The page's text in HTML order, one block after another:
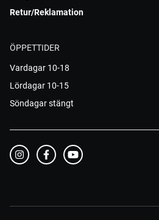
Retur/Reklamation
ÖPPETTIDER
Vardagar 10-18
Lördagar 10-15
Söndagar stängt